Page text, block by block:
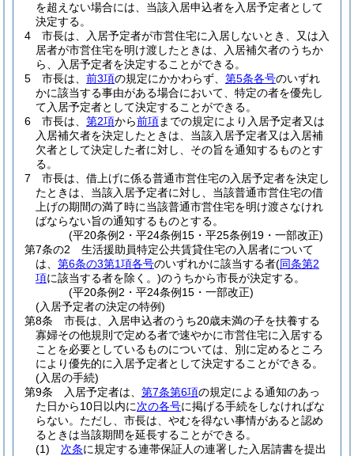
を超えない場合には、当該入居申込者を入居予定者として
決定する。
4
市長は、入居予定者が市営住宅に入居しないとき、又は入
居者が市営住宅を明け渡したときは、入居補欠者のうちか
ら、入居予定者を決定することができる。
5
市長は、 前3項の規定にかかわらず、 第5条各号のいずれ
かに該当する事由がある場合において、特定の者を優先し
て入居予定者として決定することができる。
6
市長は、 第2項から前項までの規定により入居予定者又は
入居補欠者を決定したときは、当該入居予定者又は入居補
欠者として決定した者に対し、その旨を通知するものとす
る。
7
市長は、借上げに係る普通市営住宅の入居予定者を決定し
たときは、当該入居予定者に対し、当該普通市営住宅の借
上げの期間の満了時に当該普通市営住宅を明け渡さなけれ
ばならない旨の通知するものとする。
(平20条例2・平24条例15・平25条例19・一部改正)
第7条の2
生活援助員特定公共賃貸住宅の入居者について
は、 第6条の3第1項各号のいずれかに該当する者(同条第2
項に該当する者を除く。)のうちから市長が決定する。
(平20条例2・平24条例15・一部改正)
(入居予定者の決定の特例)
第8条
市長は、入居申込者のうち20歳未満の子を扶養する
寡婦その他規則で定める者で速やかに市営住宅に入居する
ことを必要としているものについては、別に定めるところ
により優先的に入居予定者として決定することができる。
(入居の手続)
第9条
入居予定者は、 第7条第6項の規定による通知のあっ
た日から10日以内に次の各号に掲げる手続をしなければな
らない。 ただし、市長は、やむを得ない事情があると認め
るときは当該期間を延長することができる。
(1)
次条に規定する連帯保証人の連署した入居請書を提出